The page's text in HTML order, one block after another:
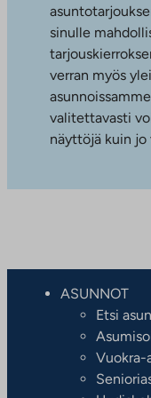
sinulle
verran myös
valitettavasti
näyttöjä kuin jo
ASUNNOT
Etsi
Vuokra-